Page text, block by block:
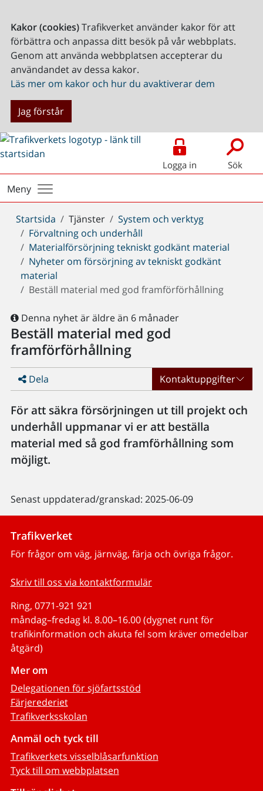
Kakor (cookies)Trafikverket använder kakor för att
förbättra och anpassa ditt besök på vår webbplats.
Genom att använda webbplatsen accepterar du
användandet av dessa kakor.
Läs mer om kakor och hur du avaktiverar dem
Jag förstår
Logga in Sök
Meny
Du
är
här:
Startsida Tjänster
System och verktyg
Förvaltning och underhåll
Materialförsörjning tekniskt godkänt material
Nyheter om försörjning av tekniskt godkänt
material
Beställ material med god framförförhållning
Denna nyhet är äldre än 6 månader
Beställ material med god
framförförhållning
Dela Kontaktuppgifter
För att säkra försörjningen ut till projekt och
underhåll uppmanar vi er att beställa
material med så god framförhållning som
möjligt.
Senast uppdaterad/granskad: 2025-06-09
Trafikverket
För frågor om väg, järnväg, färja och övriga frågor.
Skriv till oss via kontaktformulär
Ring, 0771-921 921
måndag–fredag kl. 8.00–16.00 (dygnet runt för
trafikinformation och akuta fel som kräver omedelbar
åtgärd)
Mer om
Delegationen för sjöfartsstöd
Färjerederiet
Trafikverksskolan
Anmäl och tyck till
Trafikverkets visselblåsarfunktion
Tyck till om webbplatsen